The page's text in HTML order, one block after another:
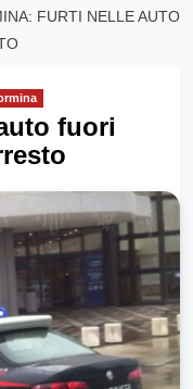
FURTI NELLE AUTO
fuori